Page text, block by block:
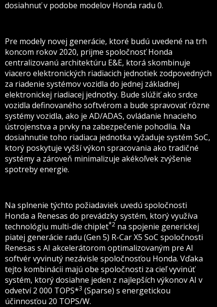
dosiahnuť v podobe modelov Honda radu 0.
Pre modely novej generácie, ktoré budú uvedené na trh
koncom rokov 2020, prijme spoločnosť Honda
centralizovanú architektúru E&E, ktorá skombinuje
viacero elektronických riadiacich jednotiek zodpovedných
za riadenie systémov vozidla do jednej základnej
elektronickej riadiacej jednotky. Bude slúžiť ako srdce
vozidla definovaného softvérom a bude spravovať rôzne
systémy vozidla, ako je AD/ADAS, ovládanie hnacieho
ústrojenstva a prvky na zabezpečenie pohodlia. Na
dosiahnutie toho riadiaca jednotka vyžaduje systém SoC,
ktorý poskytuje vyšší výkon spracovania ako tradičné
systémy a zároveň minimalizuje akékoľvek zvýšenie
spotreby energie.
Na splnenie týchto požiadaviek uvedú spoločnosti
Honda a Renesas do prevádzky systém, ktorý využíva
technológiu multi-die chiplet*2 na spojenie generickej
piatej generácie radu (Gen 5) R-Car X5 SoC spoločnosti
Renesas s AI akcelerátorom optimalizovaným pre AI
softvér vyvinutý nezávisle spoločnosťou Honda. Vďaka
tejto kombinácii majú obe spoločnosti za cieľ vyvinúť
systém, ktorý dosiahne jeden z najlepších výkonov AI v
odvetví 2 000 TOPS*3 (Sparse) s energetickou
účinnosťou 20 TOPS/W.